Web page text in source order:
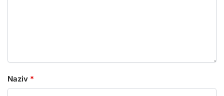
Naziv *